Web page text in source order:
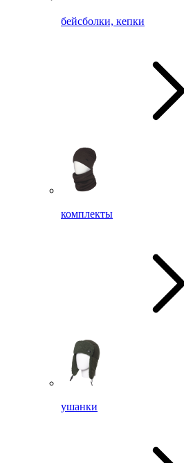
бейсболки, кепки
комплекты
ушанки